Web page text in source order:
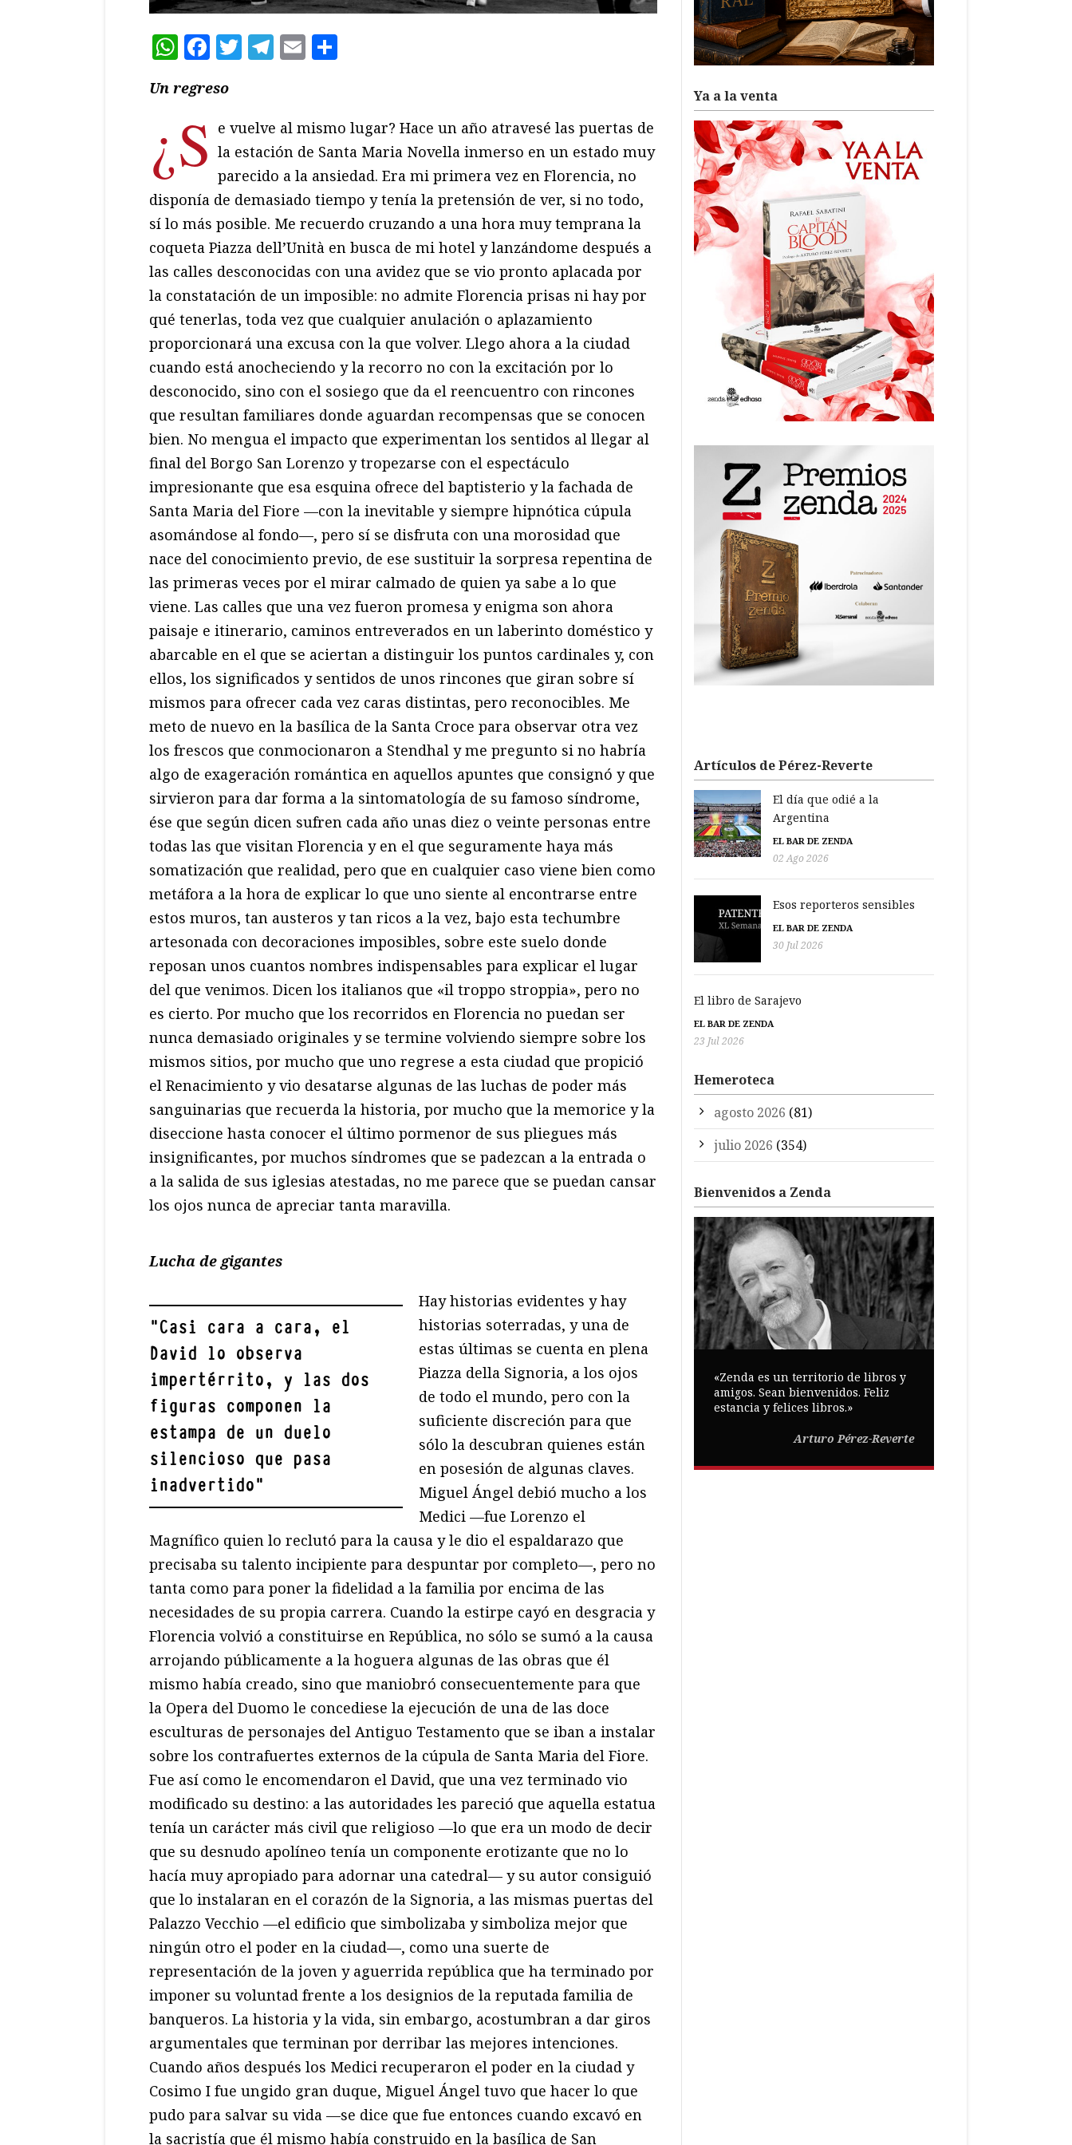
WhatsApp
Facebook
Twitter
Telegram
Email
Un regreso
¿S e vuelve al mismo lugar? Hace un año atravesé las puertas de
la estación de Santa Maria Novella inmerso en un estado muy
parecido a la ansiedad. Era mi primera vez en Florencia, no
disponía de demasiado tiempo y tenía la pretensión de ver, si no todo,
sí lo más posible. Me recuerdo cruzando a una hora muy temprana la
coqueta Piazza dell’Unità en busca de mi hotel y lanzándome después a
las calles desconocidas con una avidez que se vio pronto aplacada por
la constatación de un imposible: no admite Florencia prisas ni hay por
qué tenerlas, toda vez que cualquier anulación o aplazamiento
proporcionará una excusa con la que volver. Llego ahora a la ciudad
cuando está anocheciendo y la recorro no con la excitación por lo
desconocido, sino con el sosiego que da el reencuentro con rincones
que resultan familiares donde aguardan recompensas que se conocen
bien. No mengua el impacto que experimentan los sentidos al llegar al
final del Borgo San Lorenzo y tropezarse con el espectáculo
impresionante que esa esquina ofrece del baptisterio y la fachada de
Santa Maria del Fiore —con la inevitable y siempre hipnótica cúpula
asomándose al fondo—, pero sí se disfruta con una morosidad que
nace del conocimiento previo, de ese sustituir la sorpresa repentina de
las primeras veces por el mirar calmado de quien ya sabe a lo que
viene. Las calles que una vez fueron promesa y enigma son ahora
paisaje e itinerario, caminos entreverados en un laberinto doméstico y
abarcable en el que se aciertan a distinguir los puntos cardinales y, con
ellos, los significados y sentidos de unos rincones que giran sobre sí
mismos para ofrecer cada vez caras distintas, pero reconocibles. Me
meto de nuevo en la basílica de la Santa Croce para observar otra vez
los frescos que conmocionaron a Stendhal y me pregunto si no habría
algo de exageración romántica en aquellos apuntes que consignó y que
sirvieron para dar forma a la sintomatología de su famoso síndrome,
ése que según dicen sufren cada año unas diez o veinte personas entre
todas las que visitan Florencia y en el que seguramente haya más
somatización que realidad, pero que en cualquier caso viene bien como
metáfora a la hora de explicar lo que uno siente al encontrarse entre
estos muros, tan austeros y tan ricos a la vez, bajo esta techumbre
artesonada con decoraciones imposibles, sobre este suelo donde
reposan unos cuantos nombres indispensables para explicar el lugar
del que venimos. Dicen los italianos que «il troppo stroppia», pero no
es cierto. Por mucho que los recorridos en Florencia no puedan ser
nunca demasiado originales y se termine volviendo siempre sobre los
mismos sitios, por mucho que uno regrese a esta ciudad que propició
el Renacimiento y vio desatarse algunas de las luchas de poder más
sanguinarias que recuerda la historia, por mucho que la memorice y la
diseccione hasta conocer el último pormenor de sus pliegues más
insignificantes, por muchos síndromes que se padezcan a la entrada o
a la salida de sus iglesias atestadas, no me parece que se puedan cansar
los ojos nunca de apreciar tanta maravilla.
Lucha de gigantes
"Casi cara a cara, el
David lo observa
impertérrito, y las dos
figuras componen la
estampa de un duelo
silencioso que pasa
inadvertido"
Hay historias evidentes y hay
historias soterradas, y una de
estas últimas se cuenta en plena
Piazza della Signoria, a los ojos
de todo el mundo, pero con la
suficiente discreción para que
sólo la descubran quienes están
en posesión de algunas claves.
Miguel Ángel debió mucho a los
Medici —fue Lorenzo el
Magnífico quien lo reclutó para la causa y le dio el espaldarazo que
precisaba su talento incipiente para despuntar por completo—, pero no
tanta como para poner la fidelidad a la familia por encima de las
necesidades de su propia carrera. Cuando la estirpe cayó en desgracia y
Florencia volvió a constituirse en República, no sólo se sumó a la causa
arrojando públicamente a la hoguera algunas de las obras que él
mismo había creado, sino que maniobró consecuentemente para que
la Opera del Duomo le concediese la ejecución de una de las doce
esculturas de personajes del Antiguo Testamento que se iban a instalar
sobre los contrafuertes externos de la cúpula de Santa Maria del Fiore.
Fue así como le encomendaron el David, que una vez terminado vio
modificado su destino: a las autoridades les pareció que aquella estatua
tenía un carácter más civil que religioso —lo que era un modo de decir
que su desnudo apolíneo tenía un componente erotizante que no lo
hacía muy apropiado para adornar una catedral— y su autor consiguió
que lo instalaran en el corazón de la Signoria, a las mismas puertas del
Palazzo Vecchio —el edificio que simbolizaba y simboliza mejor que
ningún otro el poder en la ciudad—, como una suerte de
representación de la joven y aguerrida república que ha terminado por
imponer su voluntad frente a los designios de la reputada familia de
banqueros. La historia y la vida, sin embargo, acostumbran a dar giros
argumentales que terminan por derribar las mejores intenciones.
Cuando años después los Medici recuperaron el poder en la ciudad y
Cosimo I fue ungido gran duque, Miguel Ángel tuvo que hacer lo que
pudo para salvar su vida —se dice que fue entonces cuando excavó en
la sacristía que él mismo había construido en la basílica de San
Ya a la venta
Artículos de Pérez-Reverte
El día que odié a la
Argentina
EL BAR DE ZENDA
02 Ago 2026
Esos reporteros sensibles
EL BAR DE ZENDA
30 Jul 2026
El libro de Sarajevo
EL BAR DE ZENDA
23 Jul 2026
Hemeroteca
agosto 2026 (81)
julio 2026 (354)
Bienvenidos a Zenda
«Zenda es un territorio de libros y
amigos. Sean bienvenidos. Feliz
estancia y felices libros.»
Arturo Pérez-Reverte